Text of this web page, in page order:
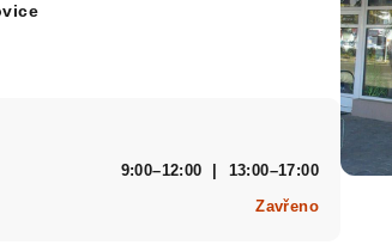
9:00–12:00 | 13:00–17:00
Zavřeno